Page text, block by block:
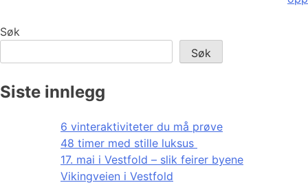
Søk
Søk
Siste innlegg
6 vinteraktiviteter du må prøve
48 timer med stille luksus
17. mai i Vestfold – slik feirer byene
Vikingveien i Vestfold